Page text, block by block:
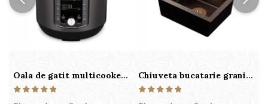
Oala de gatit multicooker 11 functii Instant Pot Pro Crisp 8 + Air Fryer 7.6 lt Chiuveta bucatarie granit cu finisaj negru perlat/cupru Steingran Art Copper cu dozator si baterie Quadron